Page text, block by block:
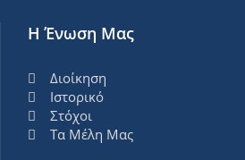
Η Ένωση Μας
Διοίκηση
Ιστορικό
Στόχοι
Τα Μέλη Μας